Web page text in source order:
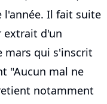
l'année. Il fait suite
extrait d'un
mars qui s'inscrit
"Aucun mal ne
notamment